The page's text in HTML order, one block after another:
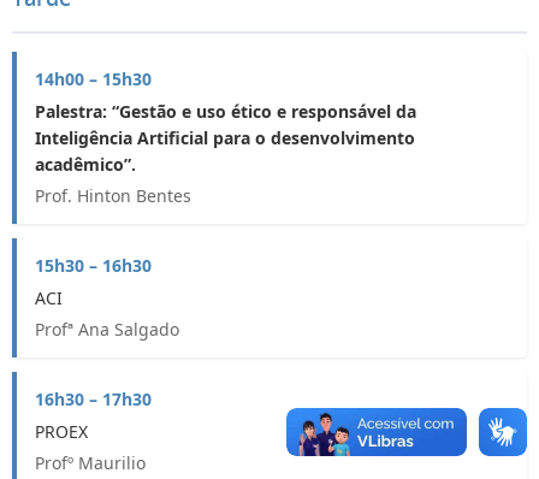
14h00 – 15h30
Palestra: “Gestão e uso ético e responsável da
Inteligência Artificial para o desenvolvimento
acadêmico”.
Prof. Hinton Bentes
15h30 – 16h30
ACI
Profª Ana Salgado
16h30 – 17h30
PROEX
Profº Maurilio